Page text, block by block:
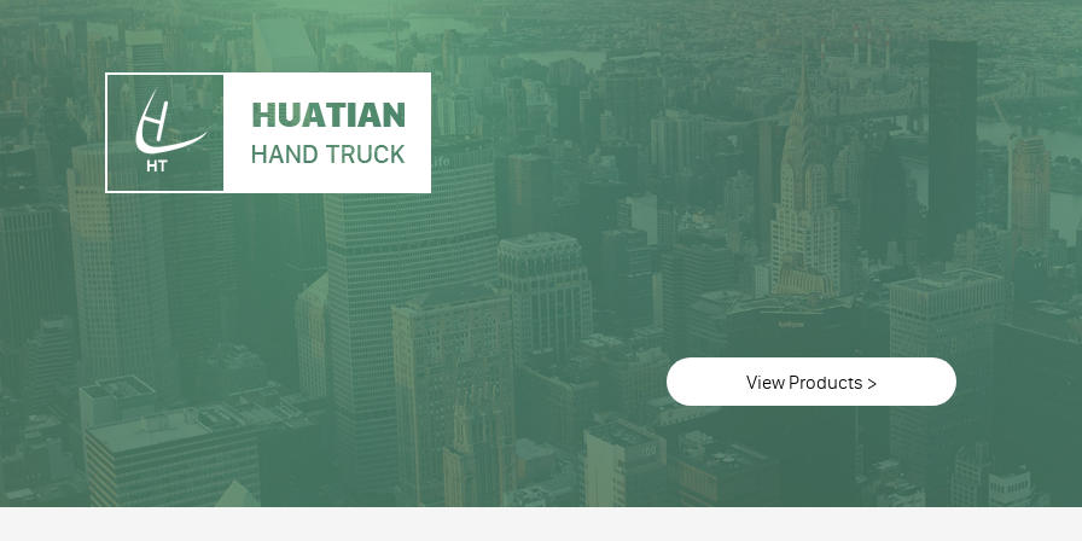
View Products >